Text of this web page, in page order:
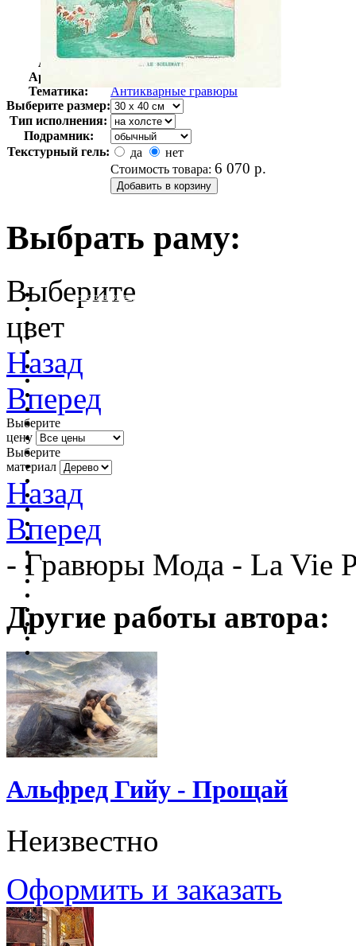
Автор:
Неизвестно
Арт-стиль
Тематика:
Антикварные гравюры
Выберите размер:
Тип исполнения:
Подрамник:
Текстурный гель:
да
нет
Стоимость товара: 6 070 р.
Выбрать раму:
очистить фильтр цвета
Выберите
цвет
Назад
Вперед
Выберите
цену
Выберите
материал
Назад
Вперед
- Гравюры Мода - La Vie
Другие работы автора:
Альфред Гийу - Прощай
Неизвестно
Оформить и заказать